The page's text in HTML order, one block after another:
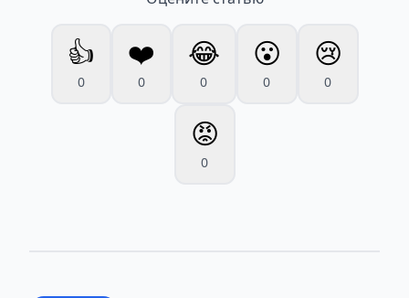
👍
0
❤️
0
😂
0
😮
0
😢
0
😡
0